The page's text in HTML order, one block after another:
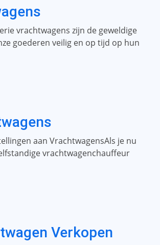
vrachtwagens zijn de geweldige
goederen veilig en op tijd op hun
aan VrachtwagensAls je nu
vrachtwagenchauffeur
Verkopen